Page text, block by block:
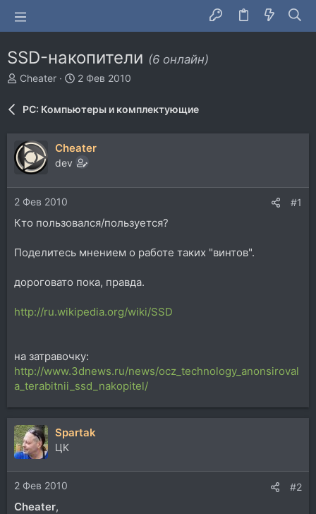
SSD-накопители (6 онлайн)
А
т
р
т
е
м
Cheater
Д
н
а
ч
а
2 Фев 2010
PC: Компьютеры и комплектующие
Cheater
dev
2 Фев 2010 #1
Кто пользовался/пользуется?
Поделитесь мнением о работе таких "винтов".
дороговато пока, правда.
http://ru.wikipedia.org/wiki/SSD
на затравочку:
http://www.3dnews.ru/news/ocz_technology_anonsiroval
a_terabitnii_ssd_nakopitel/
Spartak
ЦК
2 Фев 2010 #2
Cheater,